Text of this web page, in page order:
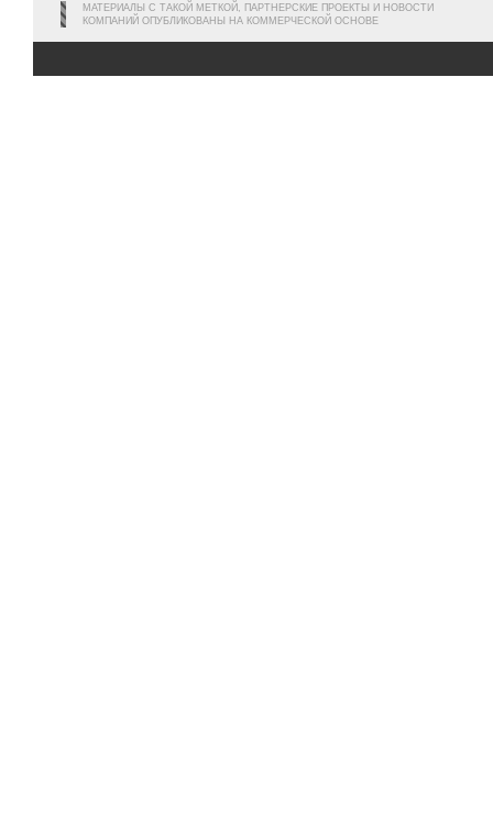
МАТЕРИАЛЫ С ТАКОЙ МЕТКОЙ, ПАРТНЕРСКИЕ ПРОЕКТЫ И НОВОСТИ
КОМПАНИЙ ОПУБЛИКОВАНЫ НА КОММЕРЧЕСКОЙ ОСНОВЕ